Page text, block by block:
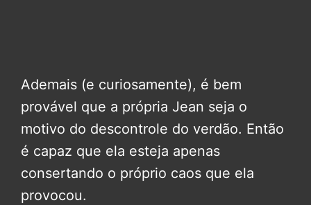
Ademais (e curiosamente), é bem
provável que a própria Jean seja o
motivo do descontrole do verdão. Então
é capaz que ela esteja apenas
consertando o próprio caos que ela
provocou.